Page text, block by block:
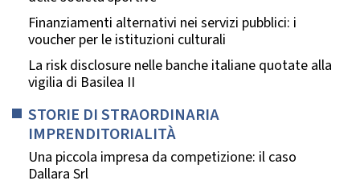
Finanziamenti alternativi nei servizi pubblici: i
voucher per le istituzioni culturali
La risk disclosure nelle banche italiane quotate alla
vigilia di Basilea II
STORIE DI STRAORDINARIA
IMPRENDITORIALITÀ
Una piccola impresa da competizione: il caso
Dallara Srl